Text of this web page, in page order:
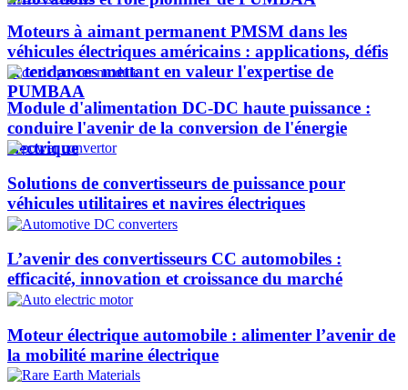
Moteurs à aimant permanent PMSM dans les
véhicules électriques américains : applications, défis
et tendances mettant en valeur l'expertise de
PUMBAA​
Module d'alimentation DC-DC haute puissance :
conduire l'avenir de la conversion de l'énergie
électrique
Solutions de convertisseurs de puissance pour
véhicules utilitaires et navires électriques
L’avenir des convertisseurs CC automobiles :
efficacité, innovation et croissance du marché
Moteur électrique automobile : alimenter l’avenir de
la mobilité marine électrique